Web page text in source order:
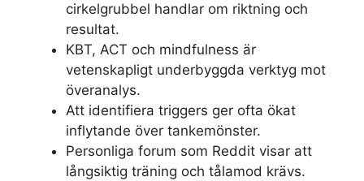
cirkelgrubbel handlar om riktning och
resultat.
KBT, ACT och mindfulness är
vetenskapligt underbyggda verktyg mot
överanalys.
Att identifiera triggers ger ofta ökat
inflytande över tankemönster.
Personliga forum som Reddit visar att
långsiktig träning och tålamod krävs.